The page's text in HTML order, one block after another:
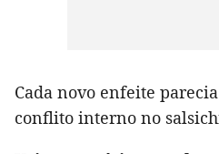
Cada novo enfeite
conflito interno no